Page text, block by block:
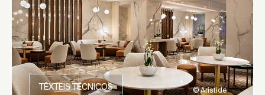
TÊXTEIS TÉCNICOS © Aristide